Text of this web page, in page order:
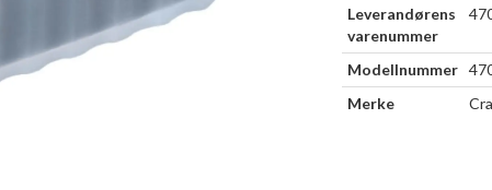
Leverandørens
varenummer
Modellnummer
Merke